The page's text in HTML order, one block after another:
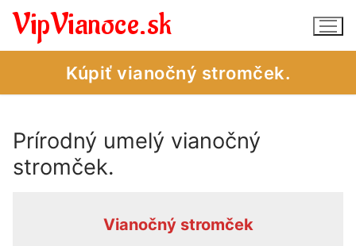
Preskočiť
obsah
VipVianoce.sk
Kúpiť vianočný stromček.
Vianočné stromčeky – obchod
Prírodný umelý vianočný
stromček.
Vianočný stromček